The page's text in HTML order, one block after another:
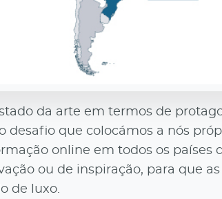
da arte em termos de
desafio que colocámos a nós
online em todos os países
ou de inspiração, para que
de luxo.